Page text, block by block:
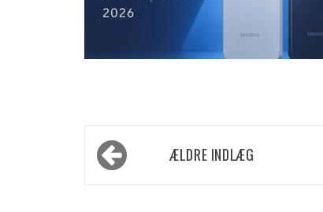
Navigation
til
ÆLDRE INDLÆG